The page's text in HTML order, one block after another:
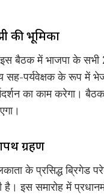
की भूमिका
इस बैठक में भाजपा के
पर्यवेक्षक के रूप में
का काम करेगा।
ग्रहण
के प्रसिद्ध ब्रिगेड
इस समारोह में